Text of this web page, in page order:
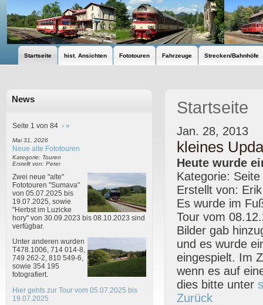
Startseite hist. Ansichten Fototouren Fahrzeuge Strecken/Bahnhöfe
News
Seite 1 von 84 › »
Mai 31, 2026
Neue alte Fototouren
Kategorie: Touren
Erstellt von: Peter
Zwei neue "alte"
Fototouren "Sumava"
von 05.07.2025 bis
19.07.2025, sowie
"Herbst im Luzicke
hory" von 30.09.2023 bis 08.10.2023 sind
verfügbar.
Unter anderen wurden
T478.1006, 714 014-8,
749 262-2, 810 549-6,
sowie 354 195
fotografiert.
Hier gehts zur Tour vom 05.07.2025 bis
19.07.2025
Startseite
Jan. 28, 2013
kleines
Heute wurde
Kategorie: Seite
Erstellt von:
Es wurde im
Tour vom
Bilder gab
und es wurde
eingespielt. Im
wenn es auf
dies bitte unter
Zurück